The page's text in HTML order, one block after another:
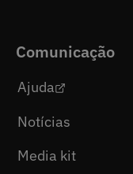
Comunicação
Ajuda
Notícias
Media kit